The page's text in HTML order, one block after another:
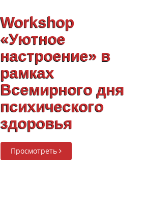
Workshop
«Уютное
настроение» в
рамках
Всемирного дня
психического
здоровья
Просмотреть